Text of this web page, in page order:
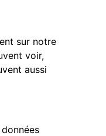
sur notre
voir,
aussi